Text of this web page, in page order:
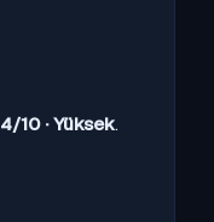
4/10 · Yüksek.